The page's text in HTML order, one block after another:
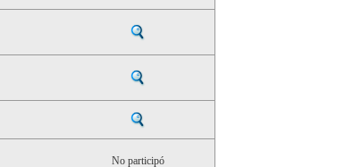
No participó